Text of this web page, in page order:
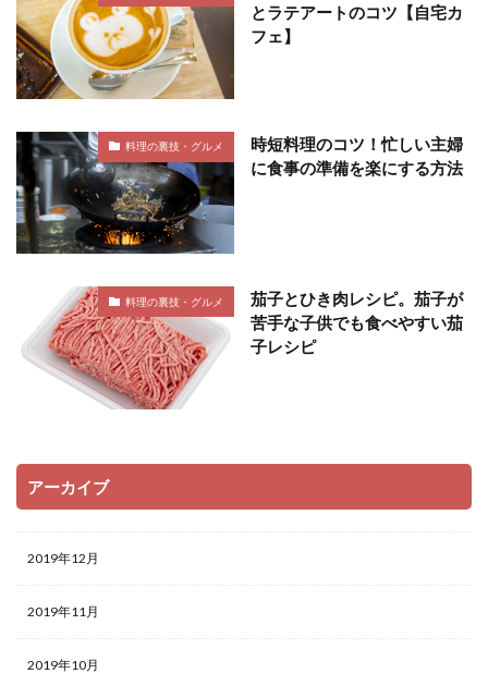
とラテアートのコツ【自宅カ
フェ】
料理の裏技・グルメ
時短料理のコツ！忙しい主婦
に食事の準備を楽にする方法
料理の裏技・グルメ
茄子とひき肉レシピ。茄子が
苦手な子供でも食べやすい茄
子レシピ
アーカイブ
2019年12月
2019年11月
2019年10月